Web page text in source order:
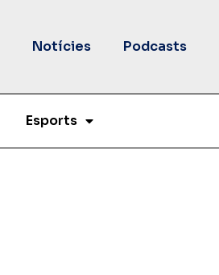
Notícies Podcasts
Esports